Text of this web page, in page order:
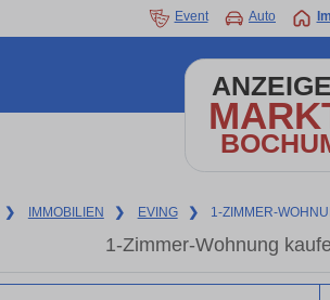
Event Auto
❯ IMMOBILIEN ❯ EVING ❯ 1-ZIMMER-
1-Zimmer-Wohnung